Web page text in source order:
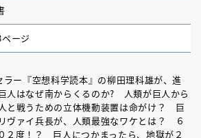
ージ
ー『空想科学読本』の柳田理科雄が、進
人はなぜ南からくるのか? 人類が巨人から
と戦うための立体機動装置は命がけ？ 巨
ァイ兵長が、人類最強なワケとは？ ６
２度！？ 巨人につかまったら、地獄が２